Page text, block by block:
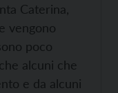
Caterina,
vengono
poco
alcuni che
e da alcuni